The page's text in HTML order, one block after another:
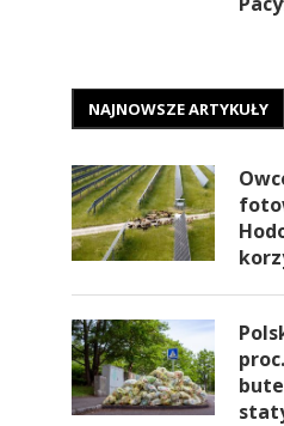
NAJNOWSZE ARTYKUŁY